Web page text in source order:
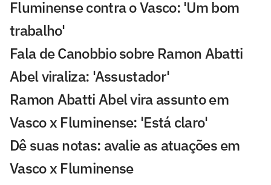
Fluminense contra o Vasco: 'Um bom
trabalho'
Fala de Canobbio sobre Ramon Abatti
Abel viraliza: 'Assustador'
Ramon Abatti Abel vira assunto em
Vasco x Fluminense: 'Está claro'
Dê suas notas: avalie as atuações em
Vasco x Fluminense